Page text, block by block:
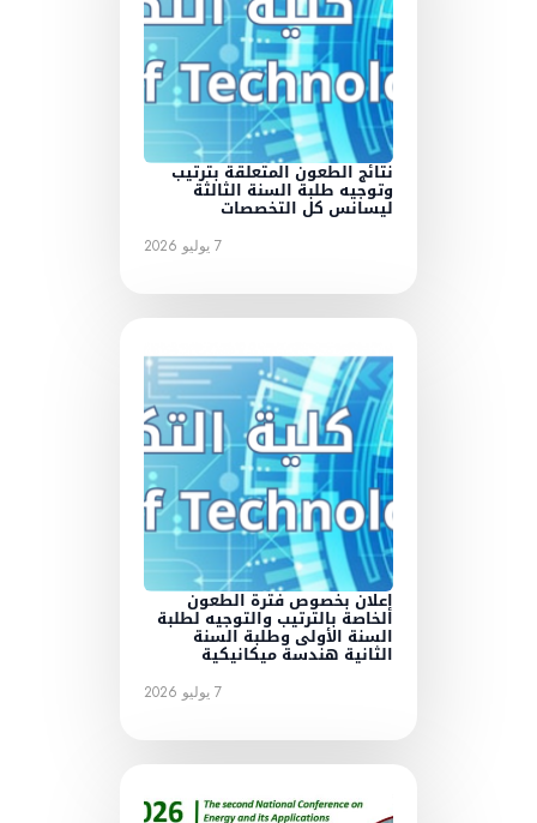
نتائج الطعون المتعلقة بترتيب
وتوجيه طلبة السنة الثالثة
ليسانس كل التخصصات
إعلان بخصوص فترة الطعون
الخاصة بالترتيب والتوجيه لطلبة
السنة الأولى وطلبة السنة
الثانية هندسة ميكانيكية